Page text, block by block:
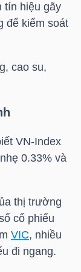
tín hiệu gãy
để kiểm soát
cao su,
VN-Index
0.33% và
thị trường
cổ phiếu
VIC, nhiều
đi ngang.